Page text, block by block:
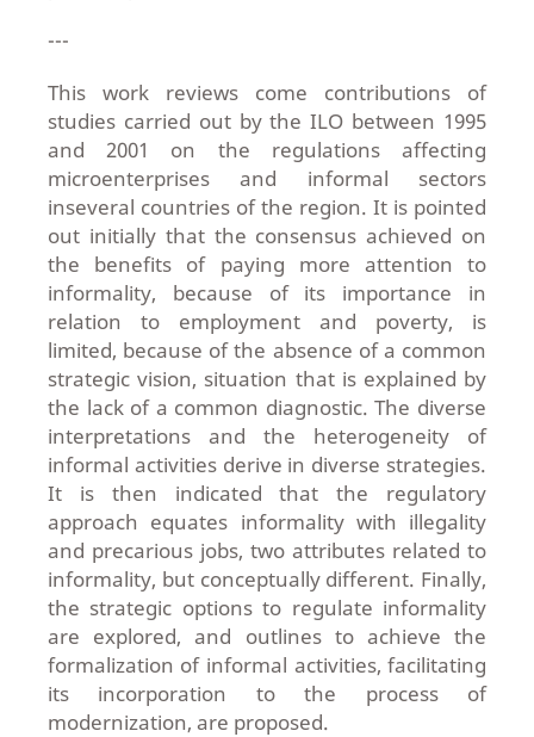
---
This work reviews come contributions of
studies carried out by the ILO between 1995
and 2001 on the regulations affecting
microenterprises and informal sectors
inseveral countries of the region. It is pointed
out initially that the consensus achieved on
the benefits of paying more attention to
informality, because of its importance in
relation to employment and poverty, is
limited, because of the absence of a common
strategic vision, situation that is explained by
the lack of a common diagnostic. The diverse
interpretations and the heterogeneity of
informal activities derive in diverse strategies.
It is then indicated that the regulatory
approach equates informality with illegality
and precarious jobs, two attributes related to
informality, but conceptually different. Finally,
the strategic options to regulate informality
are explored, and outlines to achieve the
formalization of informal activities, facilitating
its incorporation to the process of
modernization, are proposed.